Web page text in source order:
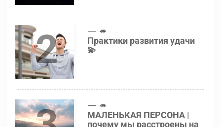
2 🦔
Практики развития удачи
💫
🦔
МАЛЕНЬКАЯ ПЕРСОНА |
почему мы расстроены на